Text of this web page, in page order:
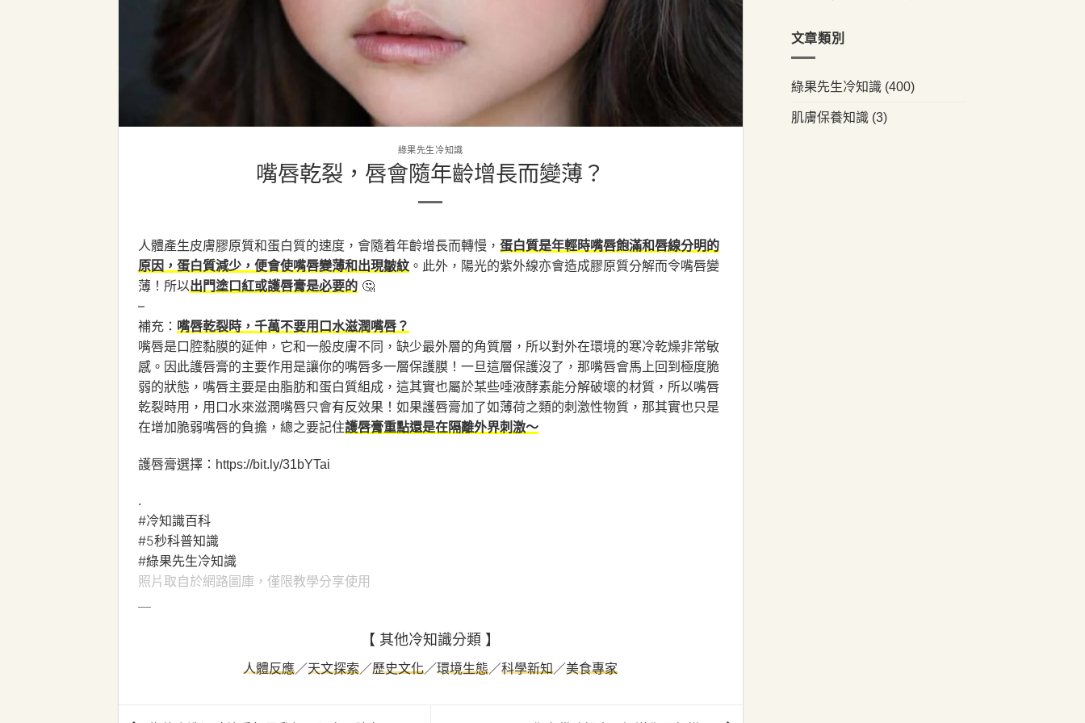
綠果先生冷知識
嘴唇乾裂，唇會隨年齡增長而變薄？
人體產生皮膚膠原質和蛋白質的速度，會隨着年齡增長而轉慢， 蛋白質是年輕時嘴唇飽滿和唇線分明的
原因，蛋白質減少，便會使嘴唇變薄和出現皺紋 。此外，陽光的紫外線亦會造成膠原質分解而令嘴唇變
薄！所以出門塗口紅或護唇膏是必要的 🤔
–
補充： 嘴唇乾裂時，千萬不要用口水滋潤嘴唇？
嘴唇是口腔黏膜的延伸，它和一般皮膚不同，缺少最外層的角質層，所以對外在環境的寒冷乾燥非常敏
感。因此護唇膏的主要作用是讓你的嘴唇多一層保護膜！一旦這層保護沒了，那嘴唇會馬上回到極度脆
弱的狀態，嘴唇主要是由脂肪和蛋白質組成，這其實也屬於某些唾液酵素能分解破壞的材質，所以嘴唇
乾裂時用，用口水來滋潤嘴唇只會有反效果！如果護唇膏加了如薄荷之類的刺激性物質，那其實也只是
在增加脆弱嘴唇的負擔，總之要記住護唇膏重點還是在隔離外界刺激～
護唇膏選擇： https://bit.ly/31bYTai
.
#冷知識百科
#5秒科普知識
#綠果先生冷知識
照片取自於網路圖庫，僅限教學分享使用
【 其他冷知識分類 】
人體反應／天文探索／歷史文化／環境生態／科學新知／美食專家
文章類別
綠果先生冷知識(400)
肌膚保養知識(3)